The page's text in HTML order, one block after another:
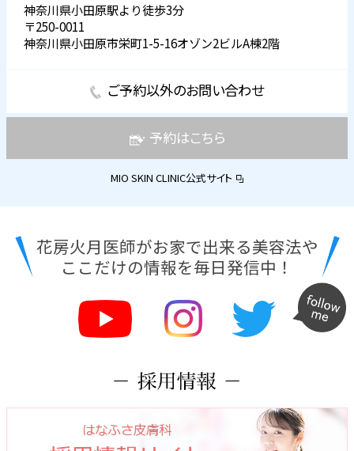
神奈川県小田原駅より徒歩3分
〒250-0011
神奈川県小田原市栄町1-5-16オゾン2ビルA棟2階
ご予約以外のお問い合わせ
予約はこちら
MIO SKIN CLINIC公式サイト
花房火月医師がお家で出来る美容法や
ここだけの情報を毎日発信中！